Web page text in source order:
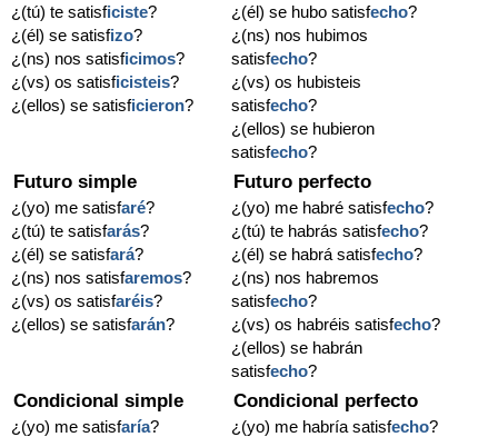
¿(tú) te satisficiste?
¿(él) se satisfizo?
¿(ns) nos satisficimos?
¿(vs) os satisficisteis?
¿(ellos) se satisficieron?
¿(él) se hubo satisfecho?
¿(ns) nos hubimos
satisfecho?
¿(vs) os hubisteis
satisfecho?
¿(ellos) se hubieron
satisfecho?
Futuro simple
¿(yo) me satisfaré?
¿(tú) te satisfarás?
¿(él) se satisfará?
¿(ns) nos satisfaremos?
¿(vs) os satisfaréis?
¿(ellos) se satisfarán?
Futuro perfecto
¿(yo) me habré satisfecho?
¿(tú) te habrás satisfecho?
¿(él) se habrá satisfecho?
¿(ns) nos habremos
satisfecho?
¿(vs) os habréis satisfecho?
¿(ellos) se habrán
satisfecho?
Condicional simple
¿(yo) me satisfaría?
Condicional perfecto
¿(yo) me habría satisfecho?